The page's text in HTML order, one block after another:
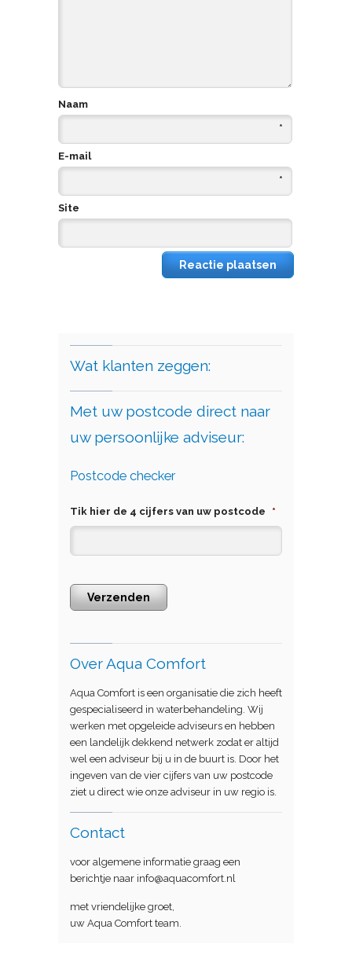
Naam
*
E-mail
*
Site
Wat klanten zeggen:
Met uw postcode direct naar
uw persoonlijke adviseur:
Postcode checker
Tik hier de 4 cijfers van uw postcode *
Verzenden
Over Aqua Comfort
Aqua Comfort is een organisatie die zich heeft
gespecialiseerd in waterbehandeling. Wij
werken met opgeleide adviseurs en hebben
een landelijk dekkend netwerk zodat er altijd
wel een adviseur bij u in de buurt is. Door het
ingeven van de vier cijfers van uw postcode
ziet u direct wie onze adviseur in uw regio is.
Contact
voor algemene informatie graag een
berichtje naar info@aquacomfort.nl
met vriendelijke groet,
uw Aqua Comfort team.